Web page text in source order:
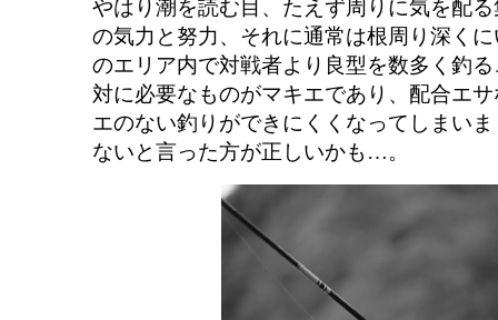
やはり潮を読む目、たえず周りに気を配
の気力と努力、それに通常は根周り深く
のエリア内で対戦者より良型を数多く釣
対に必要なものがマキエであり、配合エ
エのない釣りができにくくなってしまい
ないと言った方が正しいかも…。